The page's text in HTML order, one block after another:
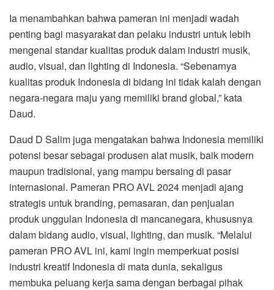
Ia menambahkan bahwa pameran ini menjadi wadah
penting bagi masyarakat dan pelaku industri untuk lebih
mengenal standar kualitas produk dalam industri musik,
audio, visual, dan lighting di Indonesia. “Sebenarnya
kualitas produk Indonesia di bidang ini tidak kalah dengan
negara-negara maju yang memiliki brand global,” kata
Daud.
Daud D Salim juga mengatakan bahwa Indonesia memiliki
potensi besar sebagai produsen alat musik, baik modern
maupun tradisional, yang mampu bersaing di pasar
internasional. Pameran PRO AVL 2024 menjadi ajang
strategis untuk branding, pemasaran, dan penjualan
produk unggulan Indonesia di mancanegara, khususnya
dalam bidang audio, visual, lighting, dan musik. “Melalui
pameran PRO AVL ini, kami ingin memperkuat posisi
industri kreatif Indonesia di mata dunia, sekaligus
membuka peluang kerja sama dengan berbagai pihak